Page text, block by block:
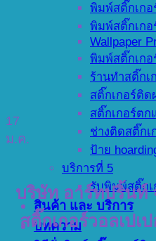
พิมพ์สติ๊กเกอ
พิมพ์สติ๊กเกอ
Wallpaper
พิมพ์สติ๊กเกอ
ร้านทำสติ๊กเ
สติ๊กเกอร์ติ
สติ๊กเกอร์ต
ช่างติดสติ๊กเ
ป้าย
บริการที่ 5
รับพิมพ์สติ๊กเ
สินค้า และ บริการ
บทความ
17
ม.ค.
บริษัท อาร์ทปริ้นท์
สติ๊กเกอร์วอลเป